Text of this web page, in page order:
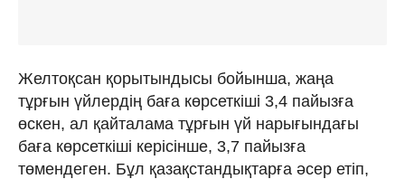
Желтоқсан қорытындысы бойынша, жаңа
тұрғын үйлердің баға көрсеткіші 3,4 пайызға
өскен, ал қайталама тұрғын үй нарығындағы
баға көрсеткіші керісінше, 3,7 пайызға
төмендеген. Бұл қазақстандықтарға әсер етіп,